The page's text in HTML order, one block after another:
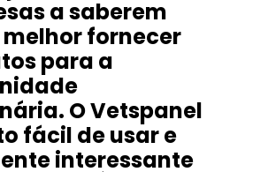
a saberem
fornecer
para a
O Vetspanel
fácil de usar e
interessante